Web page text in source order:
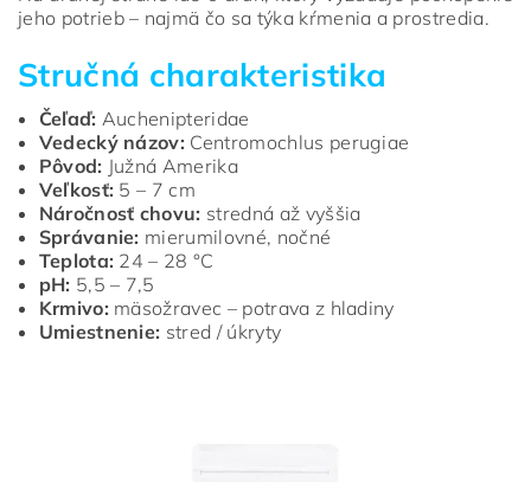
jeho potrieb – najmä čo sa týka kŕmenia a prostredia.
Stručná charakteristika
Čeľaď: Auchenipteridae
Vedecký názov: Centromochlus perugiae
Pôvod: Južná Amerika
Veľkosť: 5 – 7 cm
Náročnosť chovu: stredná až vyššia
Správanie: mierumilovné, nočné
Teplota: 24 – 28 °C
pH: 5,5 – 7,5
Krmivo: mäsožravec – potrava z hladiny
Umiestnenie: stred / úkryty